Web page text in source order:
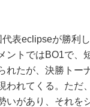
表eclipseが勝利
ントではBO1で、
れたが、決勝トー
われてくる。ただ
いがあり、それを